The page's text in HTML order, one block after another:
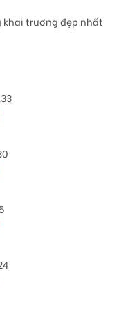
trương đẹp nhất